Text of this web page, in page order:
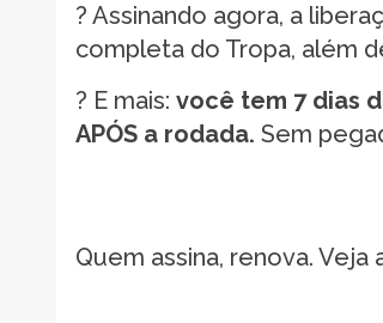
? Assinando agora, a
completa do Tropa, além
?️ E mais: você tem 7 dias
APÓS a rodada. Sem
Quem assina, renova.